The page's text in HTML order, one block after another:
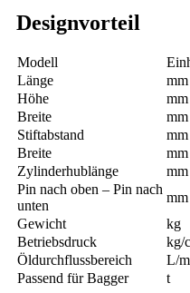
Designvorteil
Modell
Länge
mm
Höhe
mm
Breite
mm
Stiftabstand
mm
Breite
mm
Zylinderhublänge
mm
Pin nach oben – Pin nach
unten
mm
Gewicht
kg
Betriebsdruck
kg/
Öldurchflussbereich
L/
Passend für Bagger
t